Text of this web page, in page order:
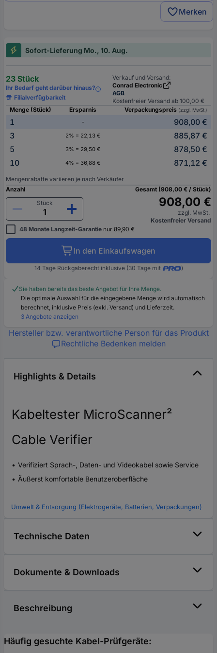
Merken
Sofort-Lieferung Mo., 10. Aug.
23 Stück
Ihr Bedarf geht darüber hinaus?
Filialverfügbarkeit
Verkauf und Versand:
Conrad Electronic
AGB
Kostenfreier Versand ab 100,00 €
Menge (Stück)
Ersparnis Verpackungspreis (zzgl. MwSt.)
1 -
908,00 €
3
2% = 22,13 €
885,87 €
5
3% = 29,50 €
878,50 €
10
4% = 36,88 € 871,12 €
Mengenrabatte variieren je nach Verkäufer
Anzahl
Stück
Gesamt (908,00 € / Stück)
908,00 €
zzgl. MwSt.
Kostenfreier Versand
48 Monate Langzeit-Garantie nur 89,90 €
In den Einkaufswagen
14 Tage Rückgaberecht inklusive (30 Tage mit )
Sie haben bereits das beste Angebot für Ihre Menge.
Die optimale Auswahl für die eingegebene Menge wird automatisch
berechnet, inklusive Preis (exkl. Versand) und Lieferzeit.
3 Angebote anzeigen
Hersteller bzw. verantwortliche Person für das Produkt
Rechtliche Bedenken melden
Highlights & Details
Kabeltester MicroScanner²
Cable Verifier
Verifiziert Sprach-, Daten- und Videokabel sowie Service
Äußerst komfortable Benutzeroberfläche
Umwelt & Entsorgung (Elektrogeräte, Batterien, Verpackungen)
Technische Daten
Dokumente & Downloads
Beschreibung
Häufig gesuchte Kabel-Prüfgeräte: